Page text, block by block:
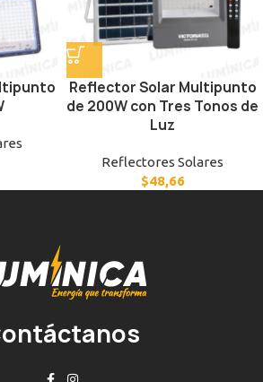
Reflector Solar Multipunto
de 200W con Tres Tonos de
Luz
Reflectores Solares
$48,66